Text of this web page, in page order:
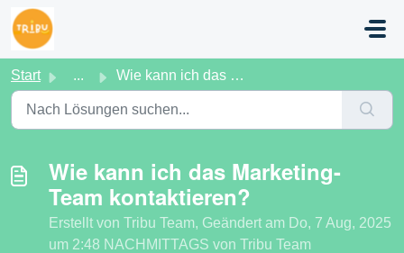
Zum hauptsächlichen Inhalt gehen
Start ... Wie kann ich das Marketing-Team kontaktieren?
Wie kann ich das Marketing-
Team kontaktieren?
Erstellt von Tribu Team, Geändert am Do, 7 Aug, 2025
um 2:48 NACHMITTAGS von Tribu Team